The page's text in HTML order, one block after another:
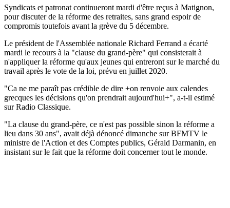
Syndicats et patronat continueront mardi d'être reçus à Matignon,
pour discuter de la réforme des retraites, sans grand espoir de
compromis toutefois avant la grève du 5 décembre.
Le président de l'Assemblée nationale Richard Ferrand a écarté
mardi le recours à la "clause du grand-père" qui consisterait à
n'appliquer la réforme qu'aux jeunes qui entreront sur le marché du
travail après le vote de la loi, prévu en juillet 2020.
"Ca ne me paraît pas crédible de dire +on renvoie aux calendes
grecques les décisions qu'on prendrait aujourd'hui+", a-t-il estimé
sur Radio Classique.
"La clause du grand-père, ce n'est pas possible sinon la réforme a
lieu dans 30 ans", avait déjà dénoncé dimanche sur BFMTV le
ministre de l'Action et des Comptes publics, Gérald Darmanin, en
insistant sur le fait que la réforme doit concerner tout le monde.